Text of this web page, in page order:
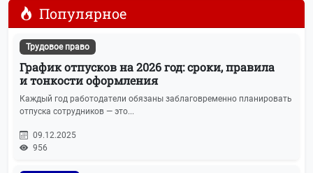
Популярное
Трудовое право
График отпусков на 2026 год: сроки, правила
и тонкости оформления
Каждый год работодатели обязаны заблаговременно планировать
отпуска сотрудников — это...
09.12.2025
956